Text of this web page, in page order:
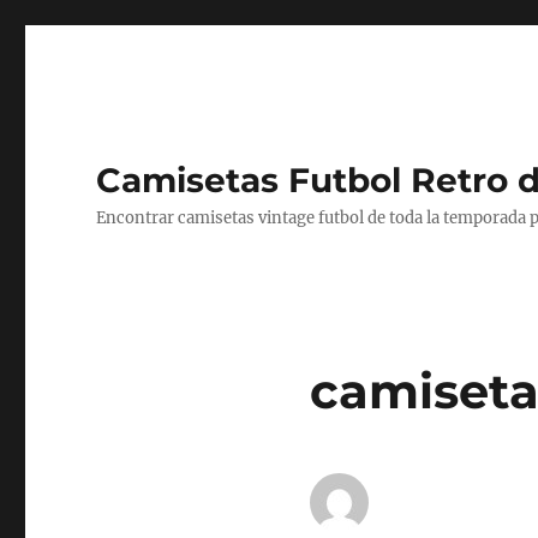
Camisetas Futbol Retro
Encontrar camisetas vintage futbol de toda la temporada